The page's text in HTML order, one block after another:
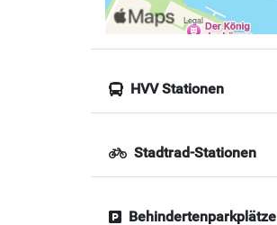
HVV Stationen
Stadtrad-Stationen
Behindertenparkplätze